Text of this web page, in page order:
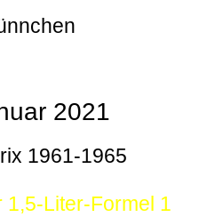
2021
1961-1965
1,5-Liter-Formel 1